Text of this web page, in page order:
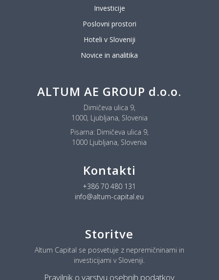
Investicije
Poslovni prostori
Hoteli v Sloveniji
Novice in analitika
ALTUM AE GROUP d.o.o.
Dimičeva ulica 9,
1000, Ljubljana, Slovenia
Pisarna: Dimičeva ulica 9,
1000 Ljubljana, Slovenia
Kontakti
+386 70 480 131
info@altum-capital.eu
Storitve
Altum Capital se posvetuje z nepremičninami in
investicijami v Sloveniji.
Pravilnik o varstvu osebnih podatkov